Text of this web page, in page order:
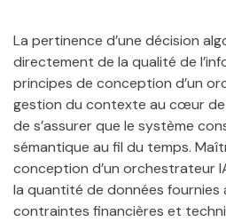
La pertinence d’une décision
directement de la qualité de
principes de conception d’un
gestion du contexte au cœur de
de s’assurer que le système
sémantique au fil du temps.
conception d’un orchestrateur
la quantité de données fournies
contraintes financières et